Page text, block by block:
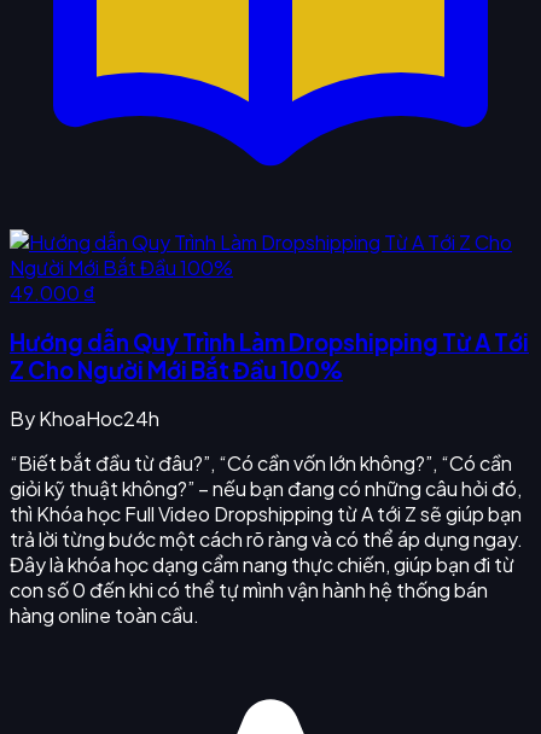
49.000 ₫
Hướng dẫn Quy Trình Làm Dropshipping Từ A Tới
Z Cho Người Mới Bắt Đầu 100%
ByKhoaHoc24h
“Biết bắt đầu từ đâu?”, “Có cần vốn lớn không?”, “Có cần
giỏi kỹ thuật không?” – nếu bạn đang có những câu hỏi đó,
thì Khóa học Full Video Dropshipping từ A tới Z sẽ giúp bạn
trả lời từng bước một cách rõ ràng và có thể áp dụng ngay.
Đây là khóa học dạng cẩm nang thực chiến, giúp bạn đi từ
con số 0 đến khi có thể tự mình vận hành hệ thống bán
hàng online toàn cầu.